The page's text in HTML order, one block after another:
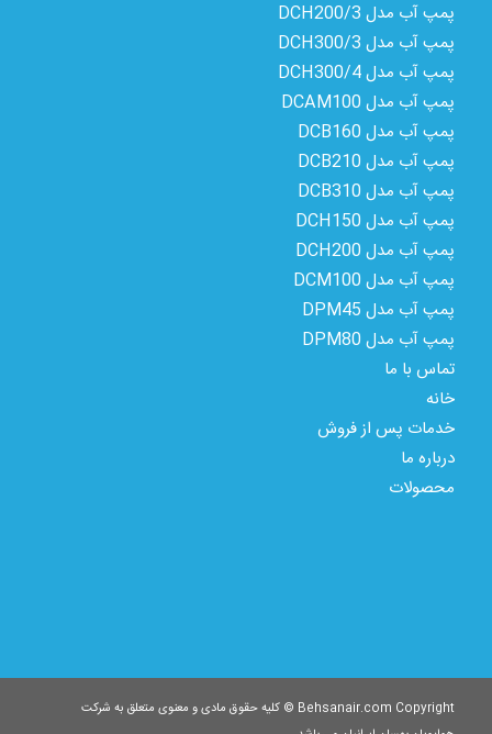
پمپ آب مدل 3/DCH200
پمپ آب مدل 3/DCH300
پمپ آب مدل 4/DCH300
پمپ آب مدل DCAM100
پمپ آب مدل DCB160
پمپ آب مدل DCB210
پمپ آب مدل DCB310
پمپ آب مدل DCH150
پمپ آب مدل DCH200
پمپ آب مدل DCM100
پمپ آب مدل DPM45
پمپ آب مدل DPM80
تماس با ما
خانه
خدمات پس از فروش
درباره ما
محصولات
Behsanair.com Copyright © کلیه حقوق مادی و معنوی متعلق به شرکت